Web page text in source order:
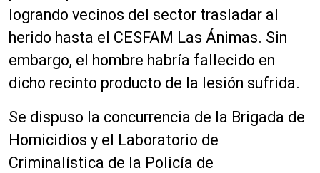
logrando vecinos del sector trasladar al
herido hasta el CESFAM Las Ánimas. Sin
embargo, el hombre habría fallecido en
dicho recinto producto de la lesión sufrida.
Se dispuso la concurrencia de la Brigada de
Homicidios y el Laboratorio de
Criminalística de la Policía de